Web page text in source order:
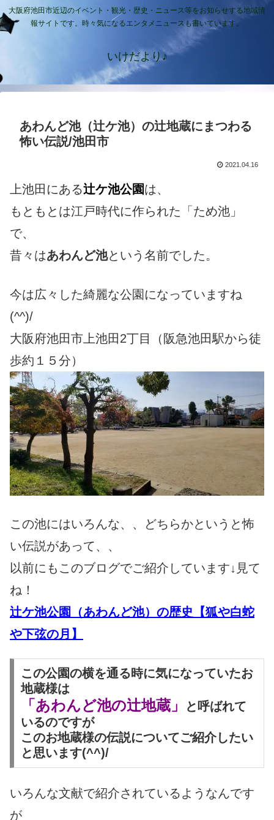
大阪府池田市近辺のイベント・観光・歴史・ニュース等をお知らせする地域情
報サイトです。時々気になるエンタメニュースも書いています。
いけだより♪
あわんど池（辻ケ池）の辻地蔵にまつわる
怖い伝説/池田市
2021.04.16
上池田にある辻ケ池公園は、
もともとは江戸時代に作られた「ため池」
で、
昔々はあわんど池という名前でした。
今は広々した綺麗な公園になっていますね
(^^)/
大阪府池田市上池田2丁目（阪急池田駅から徒
歩約１５分）
この池にはいろんな、、どちらかというと怖
い伝説があって、、
以前にもこのブログでご紹介しています↓見て
ね！
辻ケ池公園（あわんど池）の歴史【狐や白蛇
や下弦の月】
この公園の横を通る時に気になっていたお
地蔵様は
「あわんど池の辻地蔵」
と呼ばれて
いるのですが
このお地蔵様の伝説についてご紹介したい
と思います(^^)/
いろんな文献で紹介されているようなんです
が